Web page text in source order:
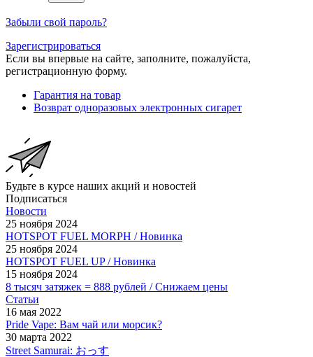
Забыли свой пароль?
Зарегистрироваться
Если вы впервые на сайте, заполните, пожалуйста,
регистрационную форму.
Гарантия на товар
Возврат одноразовых электронных сигарет
Будьте в курсе наших акций и новостей
Подписаться
Новости
25 ноября 2024
HOTSPOT FUEL MORPH / Новинка
25 ноября 2024
HOTSPOT FUEL UP / Новинка
15 ноября 2024
8 тысяч затяжек = 888 рублей / Снижаем цены
Статьи
16 мая 2022
Pride Vape: Вам чай или морсик?
30 марта 2022
Street Samurai: おっす